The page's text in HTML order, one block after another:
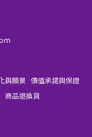
與願景 價值承諾與保證
商品退換貨